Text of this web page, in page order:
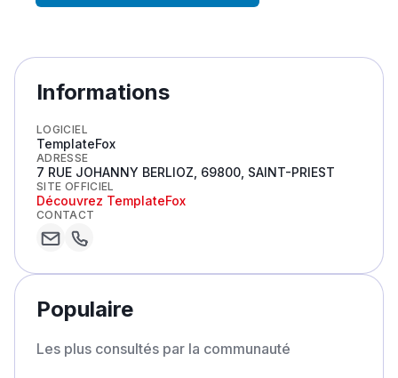
Informations
LOGICIEL
TemplateFox
ADRESSE
7 RUE JOHANNY BERLIOZ, 69800, SAINT-PRIEST
SITE OFFICIEL
Découvrez TemplateFox
CONTACT
Populaire
Les plus consultés par la communauté